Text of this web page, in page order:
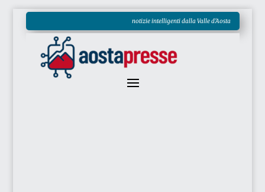
notizie intelligenti dalla Valle d'Aosta